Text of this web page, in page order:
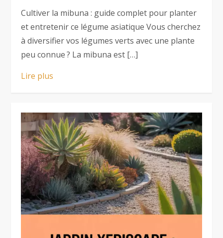
Cultiver la mibuna : guide complet pour planter
et entretenir ce légume asiatique Vous cherchez
à diversifier vos légumes verts avec une plante
peu connue ? La mibuna est […]
Lire plus